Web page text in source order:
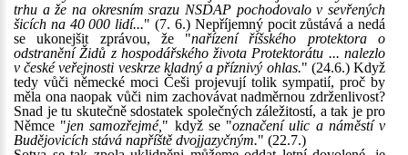
trhu a že na okresním srazu NSDAP pochodovalo v sevřených
šicích na 40 000 lidí..." (7. 6.) Nepříjemný pocit zůstává a nedá
se ukonejšit zprávou, že "nařízení říšského protektora o
odstranění Židů z hospodářského života Protektorátu ... nalezlo
v české veřejnosti veskrze kladný a příznivý ohlas." (24.6.) Když
tedy vůči německé moci Češi projevují tolik sympatií, proč by
měla ona naopak vůči nim zachovávat nadměrnou zdrženlivost?
Snad je tu skutečně sdostatek společných záležitostí, a tak je pro
Němce "jen samozřejmé, " když se "označení ulic a náměstí v
Budějovicích stává napříště dvojjazyčným." (22.7.)